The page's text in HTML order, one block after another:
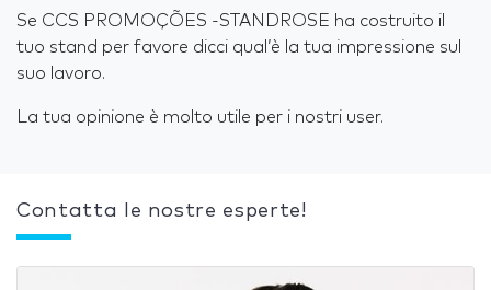
Se CCS PROMOÇÕES -STANDROSE ha costruito il
tuo stand per favore dicci qual’è la tua impressione sul
suo lavoro.
La tua opinione è molto utile per i nostri user.
Contatta le nostre esperte!